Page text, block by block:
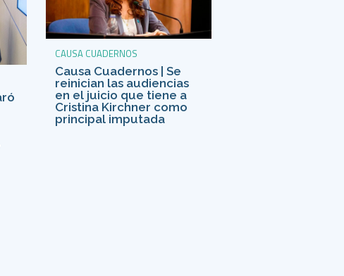
CAUSA CUADERNOS
Causa Cuadernos | Se
reinician las audiencias
en el juicio que tiene a
Cristina Kirchner como
principal imputada